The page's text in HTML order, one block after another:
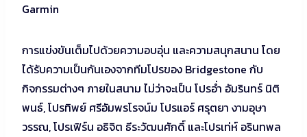
Garmin
การแข่งขันเต็มไปด้วยความอบอุ่น และความสนุกสนาน โดย
ได้รับความเป็นกันเองจากทีมโปรของ Bridgestone กับ
กิจกรรมต่างๆ ภายในสนาม ไม่ว่าจะเป็น โปรอ่ำ อัมรินทร์ นิติ
พนธ์, โปรทิพย์ ศรีอัมพรโรจน์ม โปรแอร์ ศรุตยา งามอุษา
วรรณ, โปรเฟิร์น อธิจิต ธีระวัฒนศักดิ์ และโปรเท่ห์ อรินทพล